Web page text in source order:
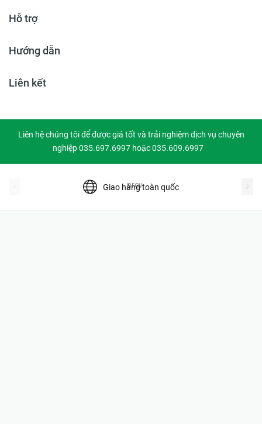
Hỗ trợ
Hướng dẫn
Liên kết
Liên hệ chúng tôi để được giá tốt và trải nghiệm dịch vụ chuyên
nghiệp 035.697.6997 hoặc 035.609.6997
Giao hàng toàn quốc
prev